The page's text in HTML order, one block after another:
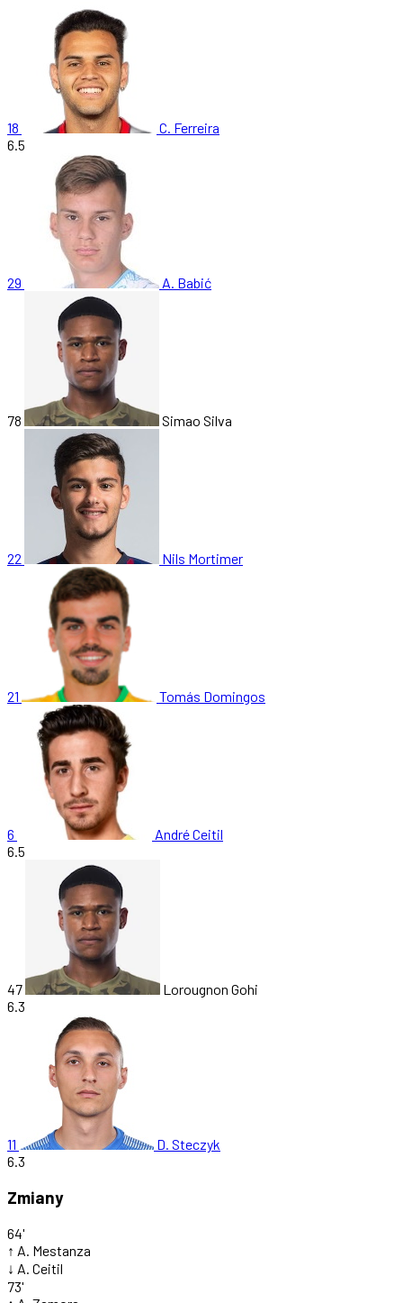
18
C. Ferreira
6.5
29 A. Babić
78 Simao Silva
22 Nils Mortimer
21 Tomás Domingos
6
André Ceitil
6.5
47
Lorougnon Gohi
6.3
11
D. Steczyk
6.3
Zmiany
64'
↑ A. Mestanza
↓ A. Ceitil
73'